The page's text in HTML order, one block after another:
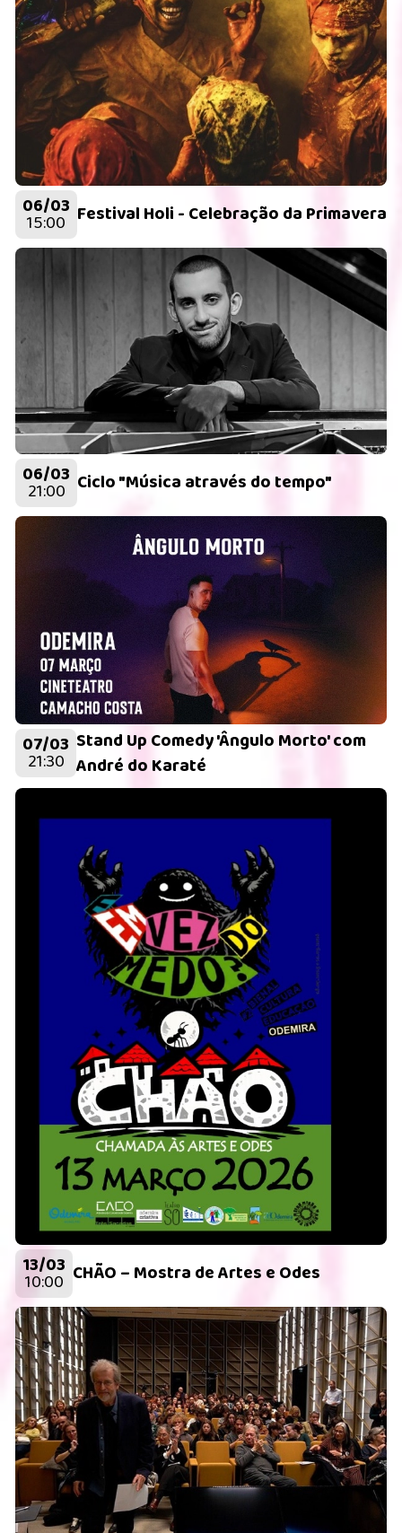
06/03
15:00 Festival Holi - Celebração da Primavera
06/03
21:00 Ciclo "Música através do tempo"
07/03
21:30
Stand Up Comedy 'Ângulo Morto' com
André do Karaté
13/03
10:00 CHÃO – Mostra de Artes e Odes